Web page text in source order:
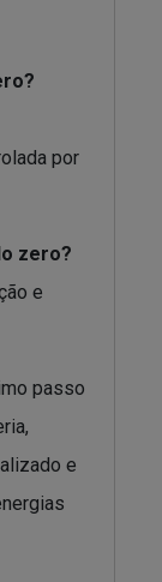
por
zero?
e
passo
e